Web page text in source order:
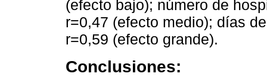
(efecto bajo); número de
r=0,47 (efecto medio); días
r=0,59 (efecto grande).
Conclusiones: